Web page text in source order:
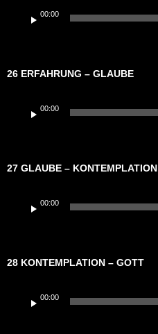
Player
00:00
26 ERFAHRUNG – GLAUBE
Player
00:00
27 GLAUBE – KONTEMPLATION
Player
00:00
28 KONTEMPLATION – GOTT
Player
00:00